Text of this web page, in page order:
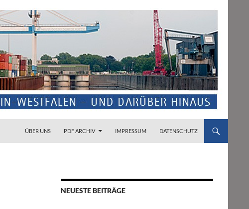
ÜBER UNS
PDF ARCHIV IMPRESSUM DATENSCHUTZ
NEUESTE BEITRÄGE